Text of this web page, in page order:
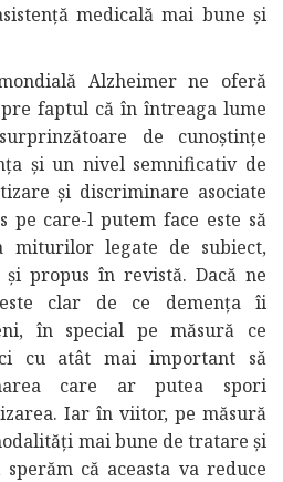
medicală mai bune și
Alzheimer ne oferă
faptul că în întreaga lume
de cunoștințe
și un nivel semnificativ de
și discriminare asociate
pe care-l putem face este să
miturilor legate de subiect,
propus în revistă. Dacă ne
clar de ce demența îi
în special pe măsură ce
cu atât mai important să
care ar putea spori
Iar în viitor, pe măsură
mai bune de tratare și
că aceasta va reduce